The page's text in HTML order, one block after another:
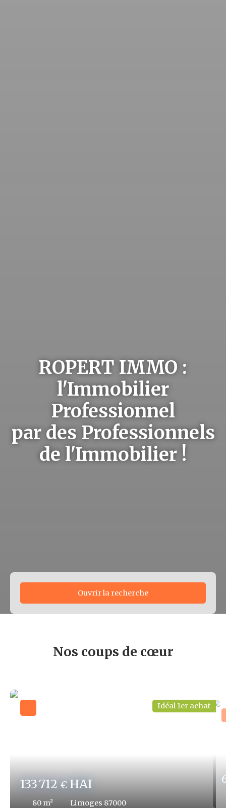
ROPERT IMMO :
l'Immobilier
Professionnel
par des Professionnels
de l'Immobilier !
Ouvrir la recherche
Budget min (€)
Nos coups de cœur
133 712€HAI
80 m² Limoges 87000
Idéal 1er achat